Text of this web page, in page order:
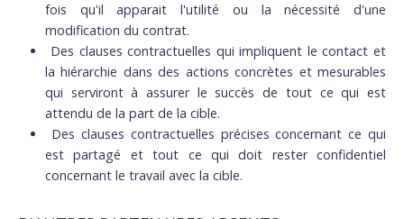
fois qu'il apparait l'utilité ou la nécessité d'une
modification du contrat.
Des clauses contractuelles qui impliquent le contact et
la hiérarchie dans des actions concrètes et mesurables
qui serviront à assurer le succès de tout ce qui est
attendu de la part de la cible.
Des clauses contractuelles précises concernant ce qui
est partagé et tout ce qui doit rester confidentiel
concernant le travail avec la cible.